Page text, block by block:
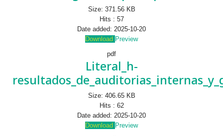
Size: 371.56 KB
Hits : 57
Date added: 2025-10-20
Download Preview
pdf
Literal_h-
Size: 406.65 KB
Hits : 62
Date added: 2025-10-20
Download Preview